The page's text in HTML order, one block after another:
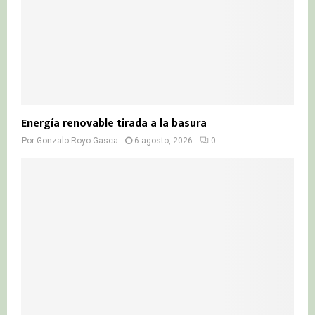
Energía renovable tirada a la basura
Por Gonzalo Royo Gasca 6 agosto, 2026 0